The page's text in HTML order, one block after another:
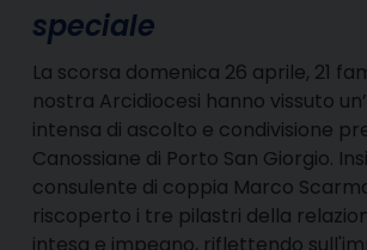
speciale
La scorsa domenica 26 aprile, 21
nostra Arcidiocesi hanno vissuto
intensa di ascolto e condivisione
Canossiane di Porto San Giorgio.
consulente di coppia Marco
riscoperto i tre pilastri della
intesa e impegno, riflettendo